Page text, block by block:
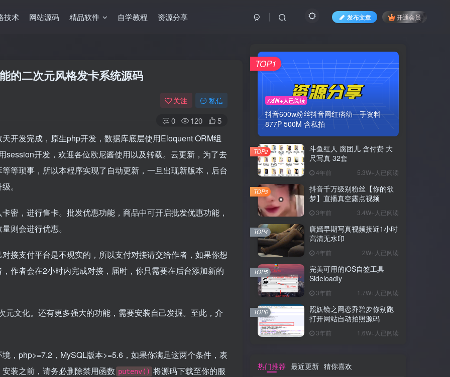
技术 网站源码 精品软件 自学教程 资源分享 发布文章 开通会员
的二次元风格发卡系统源码
关注 私信
0 120 5
开发完成，原生php开发，数据库底层使用Eloquent ORM组
session开发，欢迎各位欧尼酱使用以及转载。云更新，为了去
等琐事，所以本程序实现了自动更新，一旦出现新版本，后台
。
密，进行售卡。批发优惠功能，商品中可开启批发优惠功能，
则会进行优惠。
接支付平台是不现实的，所以支付对接请交给作者，如果你想
作者会在2小时内完成对接，届时，你只需要在后台添加新的
文化。还有更多强大的功能，需要安装自己发掘。至此，介
，php>=7.2，MySQL版本>=5.6，如果你满足这两个条件，表
装之前，请务必删除禁用函数 putenv() 将源码下载至你的服
7.8W+人已阅读
抖音600w粉丝抖音网红痞幼一手资料
877P 500M 含私拍
TOP1
斗鱼红人 腐团儿 含付费 大
尺写真 32套
4年前 5.3W+人已阅读
TOP2
抖音千万级别粉丝【你的欲
梦】直播真空露点视频
3年前 3.4W+人已阅读
TOP3
唐嫣早期写真视频接近1小时
高清无水印
4年前 2W+人已阅读
TOP4
完美可用的iOS自签工具
Sideloadly
3年前 1.7W+人已阅读
TOP5
照妖镜之网恋乔碧萝你别跑
打开网站自动拍照源码
3年前 1.6W+人已阅读
TOP6
热门推荐 最近更新 猜你喜欢